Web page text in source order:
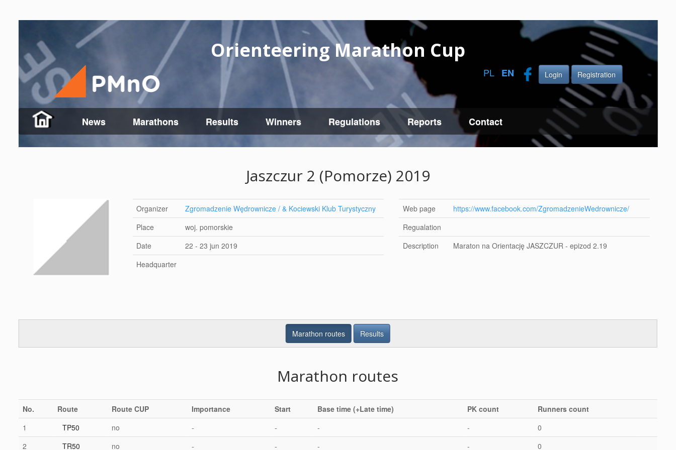
Orienteering Marathon Cup
PL EN Login Registration
News Marathons Results Winners Regulations Reports Contact
Jaszczur 2 (Pomorze) 2019
Organizer
Zgromadzenie Wędrownicze / & Kociewski Klub Turystyczny
Place
woj. pomorskie
Date
22 - 23 jun 2019
Headquarter
Web page
https://www.facebook.com/ZgromadzenieWedrownicze/
Regualation
Description
Maraton na Orientację JASZCZUR - epizod 2.19
Marathon routes Results
Marathon routes
No. Route Route CUP Importance Start Base time (+Late time) PK count
Runners count
1
TP50 no - - - -
0
2
TR50 no - - - - 0